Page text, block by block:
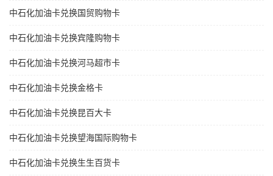
中石化加油卡兑换国贸购物卡
中石化加油卡兑换宾隆购物卡
中石化加油卡兑换河马超市卡
中石化加油卡兑换金格卡
中石化加油卡兑换昆百大卡
中石化加油卡兑换望海国际购物卡
中石化加油卡兑换生生百货卡